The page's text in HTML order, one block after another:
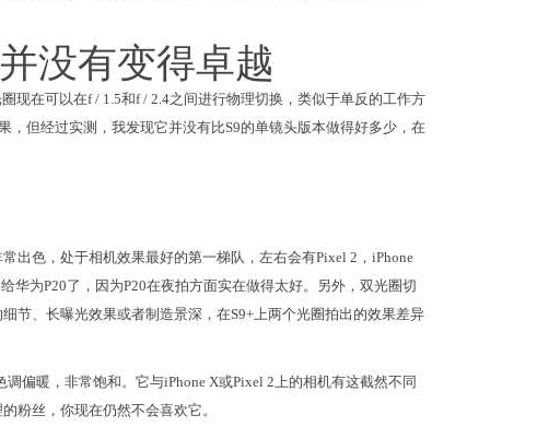
没有变得卓越
现在可以在f / 1.5和f / 2.4之间进行物理切换，类似于单反的工作方
，但经过实测，我发现它并没有比S9的单镜头版本做得好多少，在
出色，处于相机效果最好的第一梯队，左右会有Pixel 2，iPhone
华为P20了，因为P20在夜拍方面实在做得太好。另外，双光圈切
、长曝光效果或者制造景深，在S9+上两个光圈拍出的效果差异
偏暖，非常饱和。它与iPhone X或Pixel 2上的相机有这截然不同
粉丝，你现在仍然不会喜欢它。